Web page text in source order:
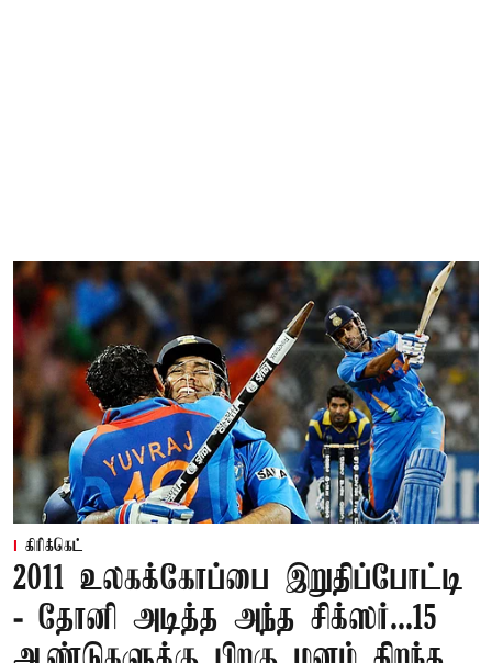
கிரிக்கெட்
2011 உலகக்கோப்பை இறுதிப்போட்டி
- தோனி அடித்த அந்த சிக்ஸர்...15